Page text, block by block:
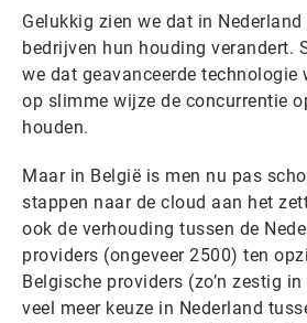
Gelukkig zien we dat in
bedrijven hun houding verandert.
we dat geavanceerde technologie
op slimme wijze de concurrentie
houden.
Maar in België is men nu pas
stappen naar de cloud aan het
ook de verhouding tussen de
providers (ongeveer 2500) ten
Belgische providers (zo’n zestig
veel meer keuze in Nederland